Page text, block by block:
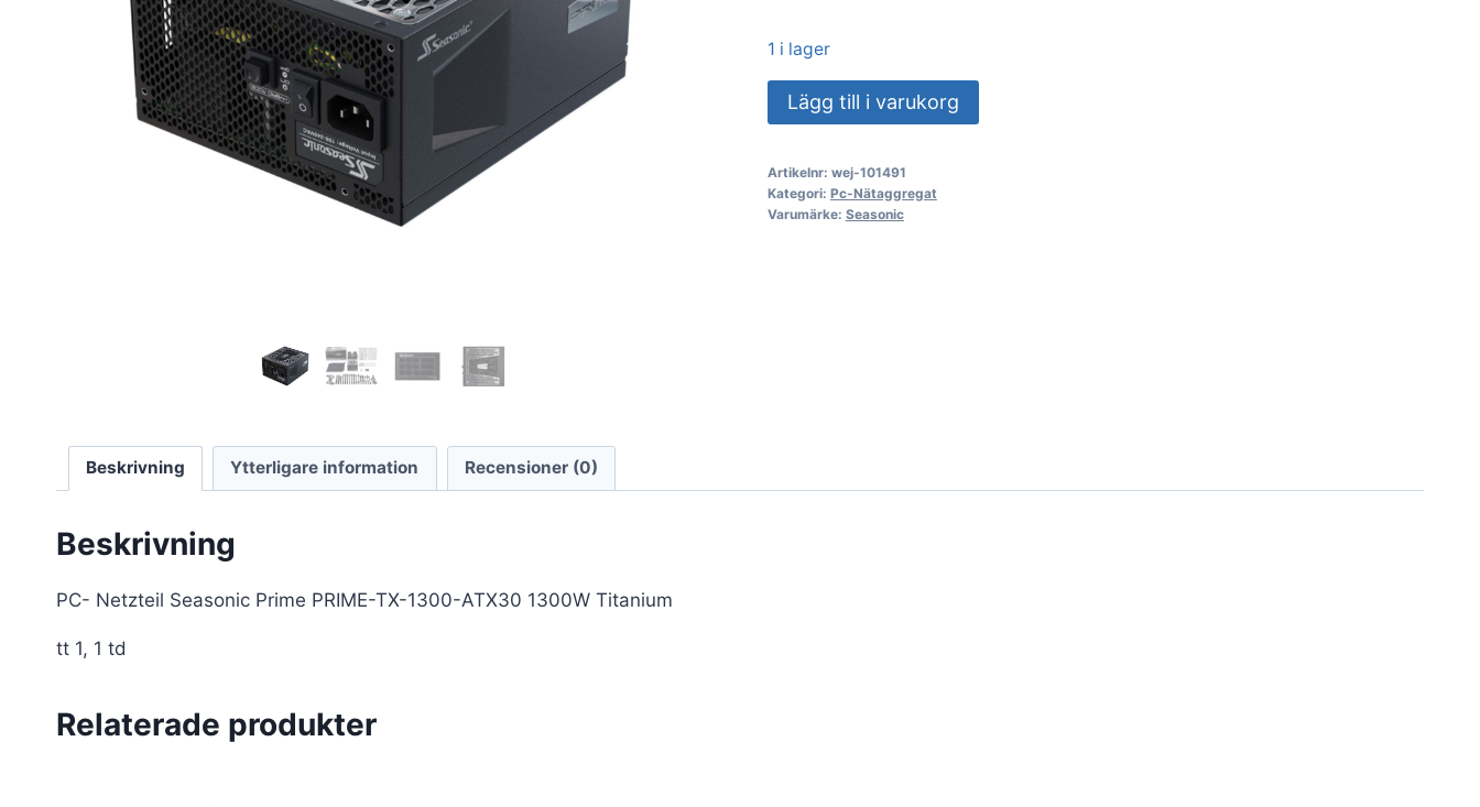
1 i lager
PC-
nätaggregat
Prime
PRIME-
Lägg till i varukorg
Artikelnr: wej-101491
Kategori: Pc-Nätaggregat
Varumärke: Seasonic
Beskrivning Ytterligare information Recensioner (0)
Beskrivning
PC- Netzteil Seasonic Prime PRIME-TX-1300-ATX30 1300W Titanium
tt 1, 1 td
Relaterade produkter